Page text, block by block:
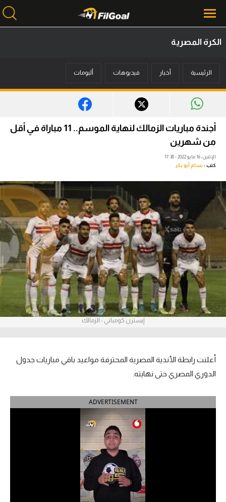
أخبار
ميركاتو
فانتازي في الجول
مسابقة التوقعات
فيديوهات
عدسات
آراء حرة
ركن الألعاب
بطولات
الدوري المصري
الدوري الإسباني
الدوري الإيطالي
الدوري السعودي للمحترفين
الكرة المصرية
الرئيسية أخبار فيديوهات ألبومات
أجندة مباريات الزمالك لنهاية الموسم.. 11 مباراة في أقل
من شهرين
الإثنين، 16 مايو 2022 - 17:38
كتب : بسام أبو بكر
إيسترن كومباني - الزمالك
أعلنت رابطة الأندية المصرية المحترفة مواعيد باقي مباريات جدول
الدوري المصري حتى نهايته.
ADVERTISEMENT